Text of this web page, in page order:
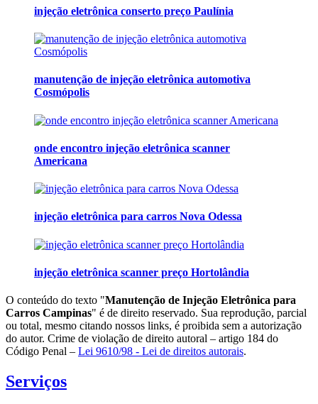
injeção eletrônica conserto preço Paulínia
manutenção de injeção eletrônica automotiva
Cosmópolis
onde encontro injeção eletrônica scanner
Americana
injeção eletrônica para carros Nova Odessa
injeção eletrônica scanner preço Hortolândia
O conteúdo do texto "Manutenção de Injeção Eletrônica para
Carros Campinas" é de direito reservado. Sua reprodução, parcial
ou total, mesmo citando nossos links, é proibida sem a autorização
do autor. Crime de violação de direito autoral – artigo 184 do
Código Penal – Lei 9610/98 - Lei de direitos autorais.
Serviços